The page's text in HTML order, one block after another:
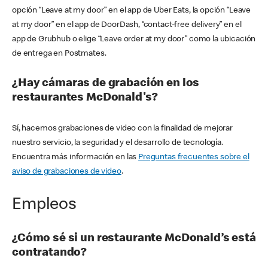
opción “Leave at my door” en el app de Uber Eats, la opción “Leave
at my door” en el app de DoorDash, “contact-free delivery” en el
app de Grubhub o elige “Leave order at my door” como la ubicación
de entrega en Postmates.
¿Hay cámaras de grabación en los
restaurantes McDonald's?
Sí, hacemos grabaciones de video con la finalidad de mejorar
nuestro servicio, la seguridad y el desarrollo de tecnología.
Encuentra más información en las Preguntas frecuentes sobre el
aviso de grabaciones de video.
Empleos
¿Cómo sé si un restaurante McDonald’s está
contratando?